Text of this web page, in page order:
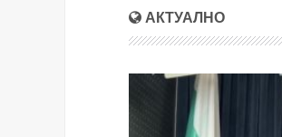
АКТУАЛНО